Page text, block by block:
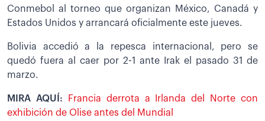
Conmebol al torneo que organizan México, Canadá y
Estados Unidos y arrancará oficialmente este jueves.
Bolivia accedió a la repesca internacional, pero se
quedó fuera al caer por 2-1 ante Irak el pasado 31 de
marzo.
MIRA AQUÍ:
Francia derrota a Irlanda del Norte con
exhibición de Olise antes del Mundial